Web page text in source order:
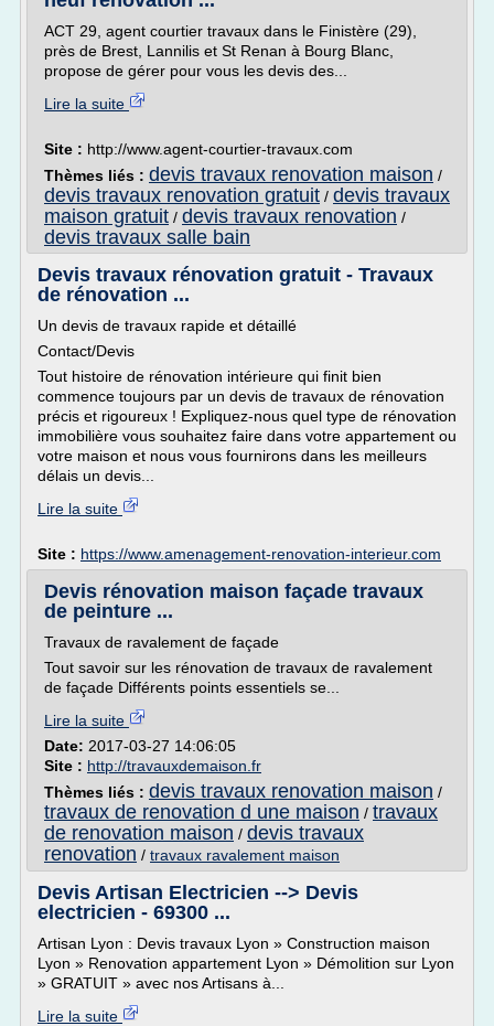
ACT 29, agent courtier travaux dans le Finistère (29),
près de Brest, Lannilis et St Renan à Bourg Blanc,
propose de gérer pour vous les devis des...
Lire la suite
Site : http://www.agent-courtier-travaux.com
Thèmes liés : devis travaux renovation maison /
devis travaux renovation gratuit / devis travaux
maison gratuit / devis travaux renovation /
devis travaux salle bain
Devis travaux rénovation gratuit - Travaux
de rénovation ...
Un devis de travaux rapide et détaillé
Contact/Devis
Tout histoire de rénovation intérieure qui finit bien
commence toujours par un devis de travaux de rénovation
précis et rigoureux ! Expliquez-nous quel type de rénovation
immobilière vous souhaitez faire dans votre appartement ou
votre maison et nous vous fournirons dans les meilleurs
délais un devis...
Lire la suite
Site : https://www.amenagement-renovation-interieur.com
Devis rénovation maison façade travaux
de peinture ...
Travaux de ravalement de façade
Tout savoir sur les rénovation de travaux de ravalement
de façade Différents points essentiels se...
Lire la suite
Date: 2017-03-27 14:06:05
Site : http://travauxdemaison.fr
Thèmes liés : devis travaux renovation maison /
travaux de renovation d une maison / travaux
de renovation maison / devis travaux
renovation / travaux ravalement maison
Devis Artisan Electricien --> Devis
electricien - 69300 ...
Artisan Lyon : Devis travaux Lyon » Construction maison
Lyon » Renovation appartement Lyon » Démolition sur Lyon
» GRATUIT » avec nos Artisans à...
Lire la suite